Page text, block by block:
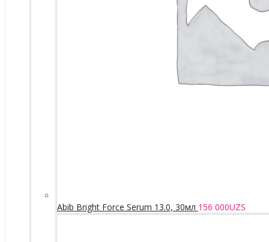
Abib Bright Force Serum 13.0, 30мл 156 000UZS